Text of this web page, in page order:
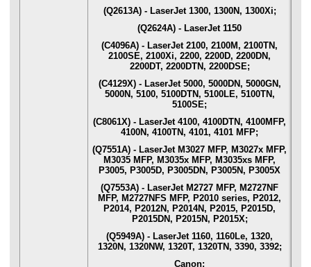
(Q2613A) - LaserJet 1300, 1300N, 1300Xi;
(Q2624A) - LaserJet 1150
(C4096A) - LaserJet 2100, 2100M, 2100TN,
2100SE, 2100Xi, 2200, 2200D, 2200DN,
2200DT, 2200DTN, 2200DSE;
(C4129X) - LaserJet 5000, 5000DN, 5000GN,
5000N, 5100, 5100DTN, 5100LE, 5100TN,
5100SE;
(C8061X) - LaserJet 4100, 4100DTN, 4100MFP,
4100N, 4100TN, 4101, 4101 MFP;
(Q7551A) - LaserJet M3027 MFP, M3027x MFP,
M3035 MFP, M3035x MFP, M3035xs MFP,
P3005, P3005D, P3005DN, P3005N, P3005X
(Q7553A) - LaserJet M2727 MFP, M2727NF
MFP, M2727NFS MFP, P2010 series, P2012,
P2014, P2012N, P2014N, P2015, P2015D,
P2015DN, P2015N, P2015X;
(Q5949A) - LaserJet 1160, 1160Le, 1320,
1320N, 1320NW, 1320T, 1320TN, 3390, 3392;
Canon: